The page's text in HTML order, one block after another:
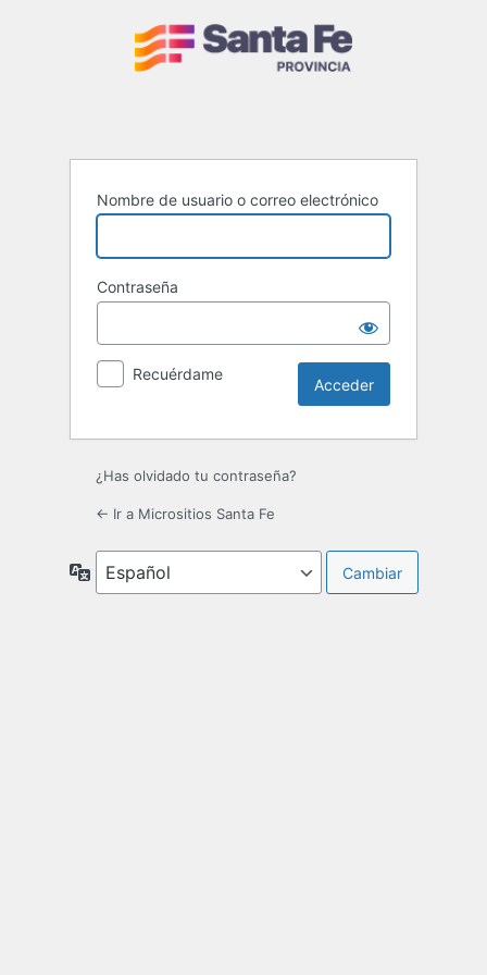
Nombre de usuario o correo electrónico
Contraseña
Recuérdame
¿Has olvidado tu contraseña?
← Ir a Micrositios Santa Fe
Idioma